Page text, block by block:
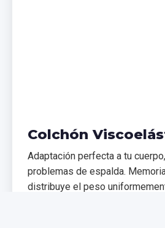
Colchón
Adaptación perfecta a tu
problemas de espalda.
distribuye el peso